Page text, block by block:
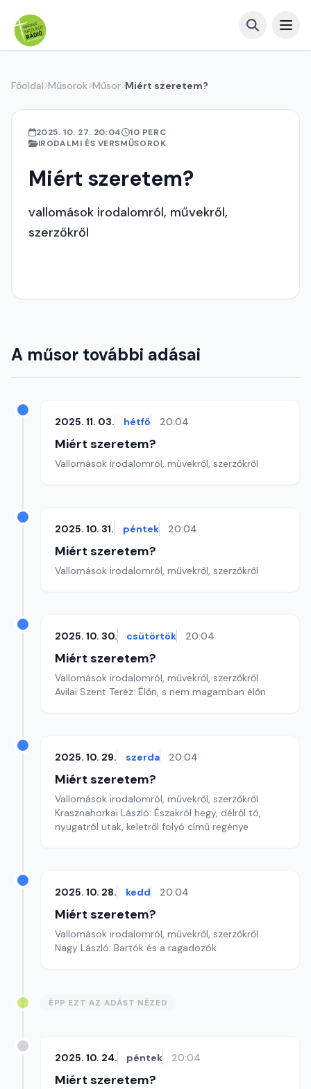
Főoldal Műsorok Műsor Miért szeretem?
2025. 10. 27. 20:04
10 PERC
IRODALMI ÉS VERSMŰSOROK
Miért szeretem?
vallomások irodalomról, művekről,
szerzőkről
A műsor további adásai
2025. 11. 03. hétfő 20:04
Miért szeretem?
Vallomások irodalomról, művekről, szerzőkről
2025. 10. 31. péntek 20:04
Miért szeretem?
Vallomások irodalomról, művekről, szerzőkről
2025. 10. 30. csütörtök 20:04
Miért szeretem?
Vallomások irodalomról, művekről, szerzőkről
Avilai Szent Teréz: Élőn, s nem magamban élőn
2025. 10. 29. szerda 20:04
Miért szeretem?
Vallomások irodalomról, művekről, szerzőkről
Krasznahorkai László: Északról hegy, délről tó,
nyugatról utak, keletről folyó című regénye
2025. 10. 28. kedd 20:04
Miért szeretem?
Vallomások irodalomról, művekről, szerzőkről
Nagy László: Bartók és a ragadozók
ÉPP EZT AZ ADÁST NÉZED
2025. 10. 24. péntek 20:04
Miért szeretem?